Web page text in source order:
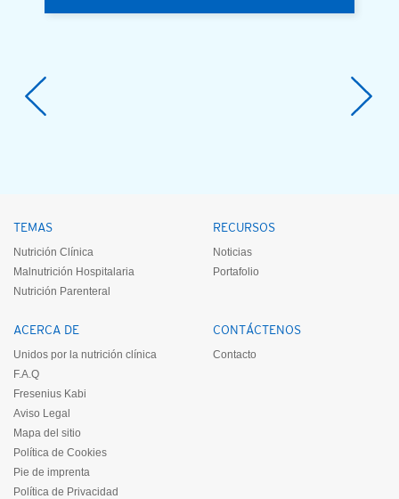
TEMAS
Nutrición Clínica
Malnutrición Hospitalaria
Nutrición Parenteral
RECURSOS
Noticias
Portafolio
ACERCA DE
Unidos por la nutrición clínica
F.A.Q
Fresenius Kabi
Aviso Legal
Mapa del sitio
Política de Cookies
Pie de imprenta
Política de Privacidad
CONTÁCTENOS
Contacto